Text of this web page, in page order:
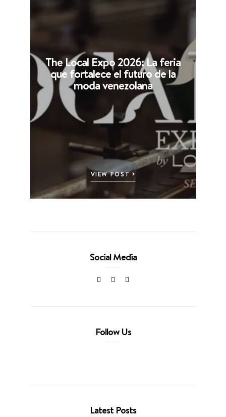
The Local Expo 2026: La feria
que fortalece el futuro de la
moda venezolana
VIEW POST
Social Media
Follow Us
Latest Posts